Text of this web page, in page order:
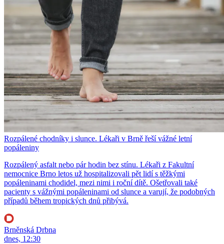
Rozpálené chodníky i slunce. Lékaři v Brně řeší vážné letní
popáleniny
Rozpálený asfalt nebo pár hodin bez stínu. Lékaři z Fakultní
nemocnice Brno letos už hospitalizovali pět lidí s těžkými
popáleninami chodidel, mezi nimi i roční dítě. Ošetřovali také
pacienty s vážnými popáleninami od slunce a varují, že podobných
případů během tropických dnů přibývá.
Brněnská Drbna
dnes, 12:30